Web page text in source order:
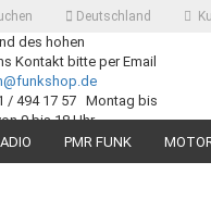
Deutschland
des hohen
Kontakt bitte per Email
/ 494 17 57 Montag bis
9 bis 18 Uhr
PMR FUNK